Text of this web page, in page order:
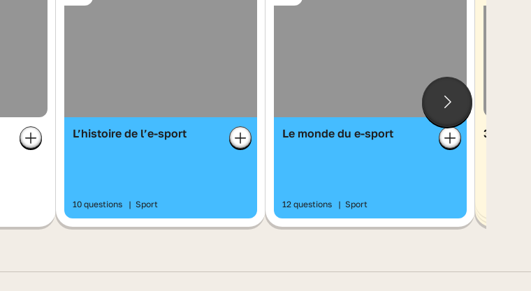
L’histoire de l’e-sport
10 questions | Sport
Le monde du e-sport
12 questions | Sport
3